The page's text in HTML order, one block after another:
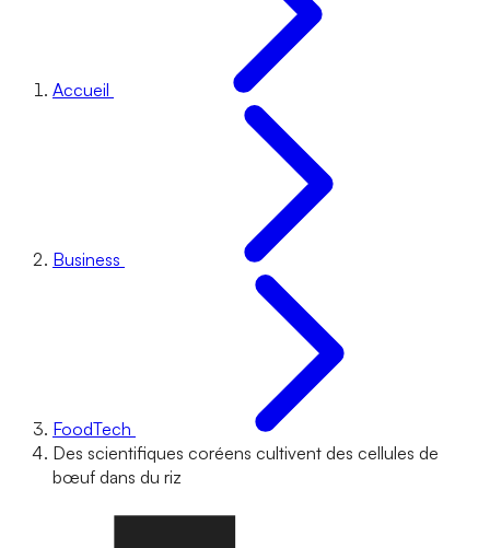
Accueil
Business
FoodTech
Des scientifiques coréens cultivent des cellules de
bœuf dans du riz